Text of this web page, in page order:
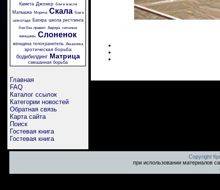
Камета Джокер бои в масле
Малышка Моряча Скала бои в
шоколаде
Багира школа рестлинга
бои без правил Аврора сильные
женщины Слоненок
женщина телохранитель Амазонка
эротическая борьба
бодибилдинг Матрица
смешанная борьба
Главная
FAQ
Каталог ссылок
Категории новостей
Обратная связь
Карта сайта
Поиск
Гостевая книга
Гостевая книга
Copyright
при использовании материалов